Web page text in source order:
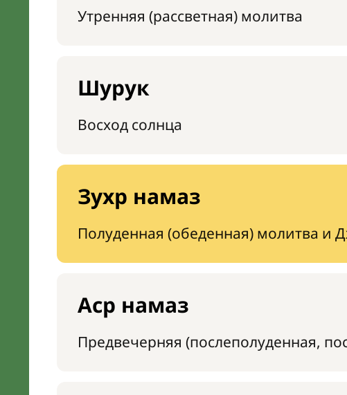
Утренняя (рассветная) молитва
Шурук
Восход солнца
Зухр намаз
Полуденная (обеденная) молитва и
Аср намаз
Предвечерняя (послеполуденная,